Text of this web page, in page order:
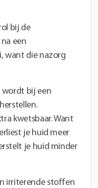
bij de
een
want die nazorg
wordt bij een
kwetsbaar. Want
je huid meer
je huid minder
irriterende stoffen